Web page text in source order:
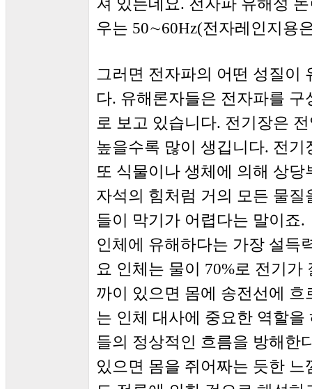
우는 50∼60Hz(전자레인지용
그러면 전자파의 어떤 성질이
다. 유해론자들은 전자파를
로 보고 있습니다. 전기장은
높을수록 많이 생깁니다. 전
또 식물이나 생체에 의해 상
자석의 힘처럼 거의 모든 물
들이 막기가 어렵다는 말이죠.
인체에 유해하다는 가장 설득
요 인체는 물이 70%로 전기
까이 있으면 몸에 송전선에
는 인체 대사에 중요한 역할을
들의 정상적인 흐름을 방해한
있으면 몸을 쥐어짜는 듯한